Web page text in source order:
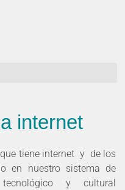
internet
tiene internet y de los
en nuestro sistema de
tecnológico y cultural